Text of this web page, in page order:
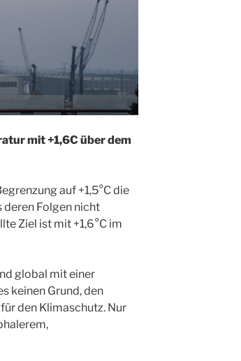
mit +1,6C über dem
auf +1,5°C die
deren Folgen nicht
Ziel ist mit +1,6°C im
global mit einer
keinen Grund, den
den Klimaschutz. Nur